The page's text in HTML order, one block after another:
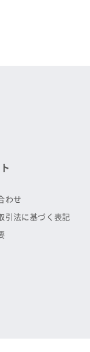
わせ
引法に基づく表記